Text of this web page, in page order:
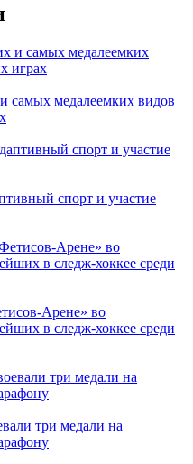
самых медалеемких видов
спорт и участие
Арене» во
в следж-хоккее среди
три медали на